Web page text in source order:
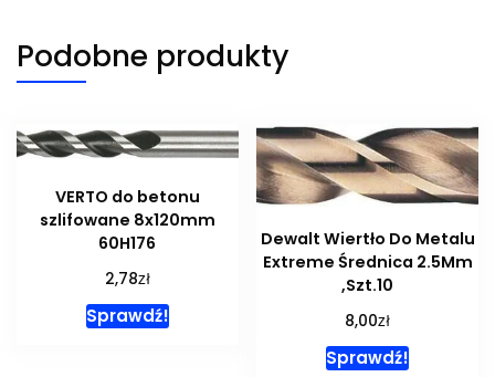
Podobne produkty
VERTO do betonu
szlifowane 8x120mm
60H176
2,78zł
Sprawdź!
Dewalt Wiertło Do Metalu
Extreme Średnica 2.5Mm
,Szt.10
8,00zł
Sprawdź!